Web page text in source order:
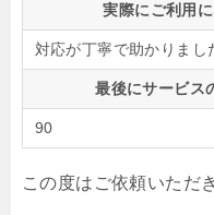
実際にご利用
対応が丁寧で助かりまし
最後にサービス
90
この度はご依頼いただ